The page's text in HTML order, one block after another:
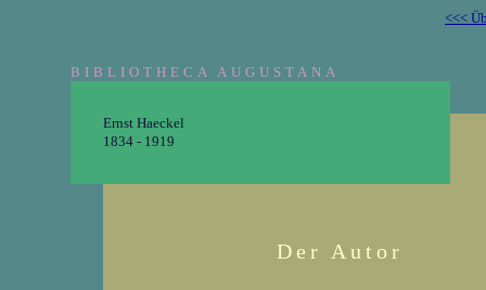
<<<
BIBLIOTHECA AUGUSTANA
Ernst Haeckel
1834 - 1919
Der Autor